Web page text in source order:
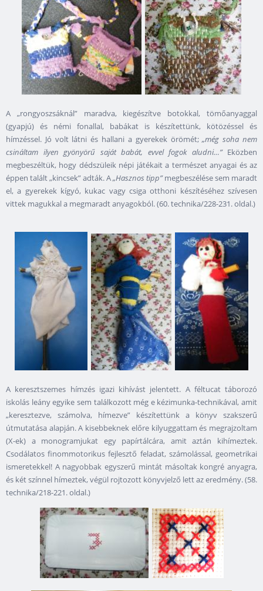
A „rongyoszsáknál” maradva, kiegészítve botokkal, tömőanyaggal
(gyapjú) és némi fonallal, babákat is készítettünk, kötözéssel és
hímzéssel. Jó volt látni és hallani a gyerekek örömét;„még soha nem
csináltam ilyen gyönyörű saját babát, evvel fogok aludni…”Eközben
megbeszéltük, hogy dédszüleik népi játékait a természet anyagai és az
éppen talált „kincsek” adták. A„Hasznos tipp”megbeszélése sem maradt
el, a gyerekek kígyó, kukac vagy csiga otthoni készítéséhez szívesen
vittek magukkal a megmaradt anyagokból. (60. technika/228-231. oldal.)
A keresztszemes hímzés igazi kihívást jelentett. A féltucat táborozó
iskolás leány egyike sem találkozott még e kézimunka-technikával, amit
„keresztezve, számolva, hímezve” készítettünk a könyv szakszerű
útmutatása alapján. A kisebbeknek előre kilyuggattam és megrajzoltam
(X-ek) a monogramjukat egy papírtálcára, amit aztán kihímeztek.
Csodálatos finommotorikus fejlesztő feladat, számolással, geometrikai
ismeretekkel! A nagyobbak egyszerű mintát másoltak kongré anyagra,
és két színnel hímeztek, végül rojtozott könyvjelző lett az eredmény. (58.
technika/218-221. oldal.)